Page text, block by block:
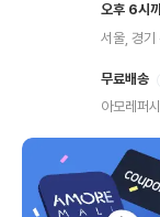
오후 6시
서울, 경기
무료배송
아모레퍼